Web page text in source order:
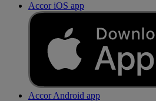
Accor iOS app
Accor Android app